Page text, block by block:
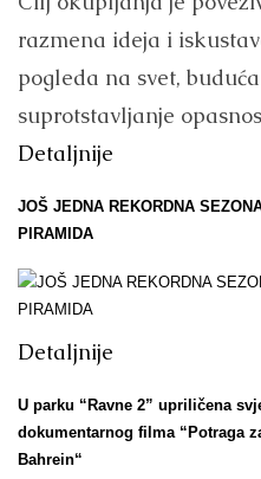
razmena ideja i
pogleda na svet,
suprotstavljanje
Detaljnije
JOŠ JEDNA REKORDNA
PIRAMIDA
Detaljnije
U parku “Ravne 2” upriličena
dokumentarnog filma “Potraga
Bahrein“